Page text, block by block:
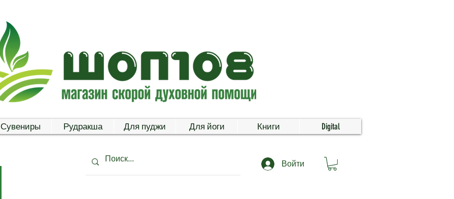
Сувениры Рудракша Для пуджи Для йоги Книги Digital
Войти